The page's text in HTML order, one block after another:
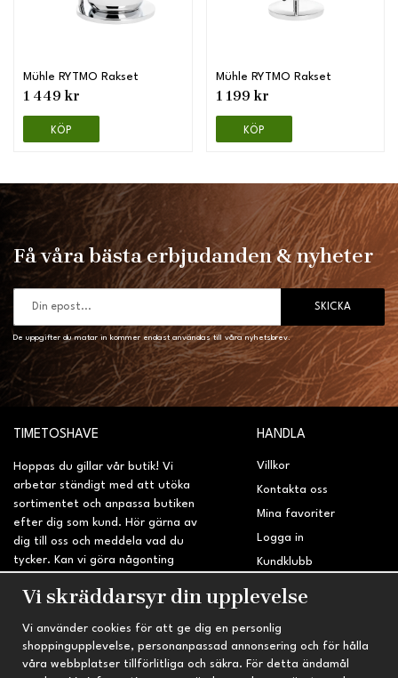
Mühle RYTMO Rakset
1 449 kr
KÖP
Mühle RYTMO Rakset
1 199 kr
KÖP
Få våra bästa erbjudanden & nyheter
SKICKA
De uppgifter du matar in kommer endast användas till våra nyhetsbrev.
TIMETOSHAVE
Hoppas du gillar vår butik! Vi
arbetar ständigt med att utöka
sortimentet och anpassa butiken
efter dig som kund. Hör gärna av
dig till oss och meddela vad du
tycker. Kan vi göra någonting
sidan?
HANDLA
Villkor
Kontakta oss
Mina favoriter
Logga in
Kundklubb
Retur & Reklamation
INFORMATION
Om oss
TRYGG HANDEL
Fri frakt vid köp över 695 kr
Vi skräddarsyr din upplevelse
Vi använder cookies för att ge dig en personlig
shoppingupplevelse, personanpassad annonsering och för hålla
våra webbplatser tillförlitliga och säkra. För detta ändamål